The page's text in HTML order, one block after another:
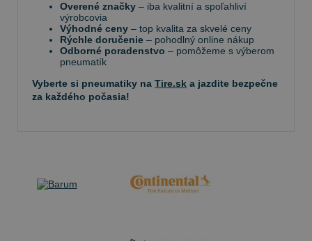
Overené značky – iba kvalitní a spoľahliví
výrobcovia
Výhodné ceny – top kvalita za skvelé ceny
Rýchle doručenie – pohodlný online nákup
Odborné poradenstvo – pomôžeme s výberom
pneumatík
Vyberte si pneumatiky na Tire.sk a jazdite bezpečne
za každého počasia!